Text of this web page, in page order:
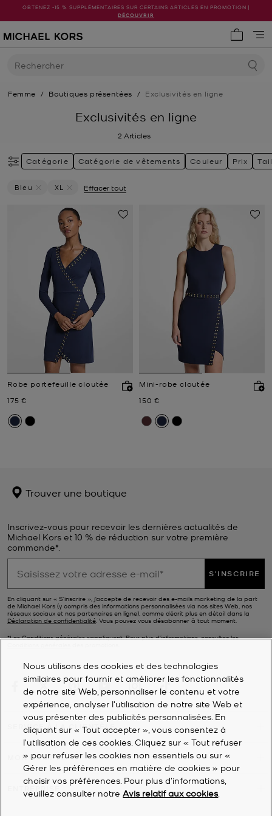
OBTENEZ -15 % SUPPLÉMENTAIRES SUR CERTAINS ARTICLES EN PROMOTION |
DÉCOUVRIR
Rechercher
Femme / Boutiques présentées / Exclusivités en ligne
Exclusivités en ligne
2 Articles
Catégorie Catégorie de vêtements Couleur Prix
Bleu
XL
Effacer tout
Robe portefeuille cloutée
Prix actuel
175 €
Mini-robe cloutée
Prix actuel
150 €
Trouver une boutique
Inscrivez-vous pour recevoir les dernières actualités de
Michael Kors et 10 % de réduction sur votre première
commande*.
S'INSCRIRE
En cliquant sur « S’inscrire », j’accepte de recevoir des e-mails marketing de la part
de Michael Kors (y compris des informations personnalisées via nos sites Web, nos
réseaux sociaux et nos partenaires en ligne), comme décrit plus en détail dans la
Déclaration de confidentialité . Vous pouvez vous désabonner à tout moment.
*Les Conditions générales sappliquent. Pour plus d’informations, consultez les
SERVICE À LA CLIENTÈLE
MON COMPTE
ENTREPRISE
Nous utilisons des cookies et des technologies
similaires pour fournir et améliorer les fonctionnalités
de notre site Web, personnaliser le contenu et votre
expérience, analyser l'utilisation de notre site Web et
vous présenter des publicités personnalisées. En
cliquant sur « Tout accepter », vous consentez à
l’utilisation de ces cookies. Cliquez sur « Tout refuser
» pour refuser les cookies non essentiels ou sur «
Gérer les préférences en matière de cookies » pour
choisir vos préférences. Pour plus d’informations,
veuillez consulter notreAvis relatif aux cookies.